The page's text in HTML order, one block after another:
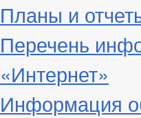
Планы и
Перечень
«Интернет»
Информация